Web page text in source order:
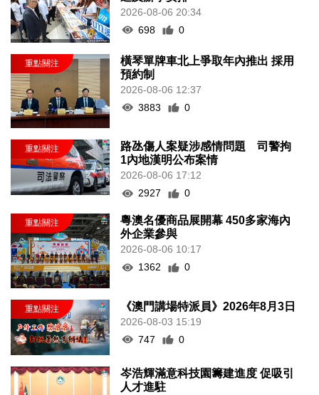
2026-08-06 20:34
698
0
橫琴單牌車北上爭取年內推出 採用
預約制
2026-08-06 12:37
3883
0
路氹傷人案疑涉感情問題 司警拘
1內地漢明公布案情
2026-08-06 17:12
2927
0
粵澳名優商品展開幕 450多家海內
外企業參與
2026-08-06 10:17
1362
0
《澳門講場特派員》2026年8月3日
2026-08-03 15:19
747
0
岑浩輝滿意科技園籌建進度 促吸引
人才進駐